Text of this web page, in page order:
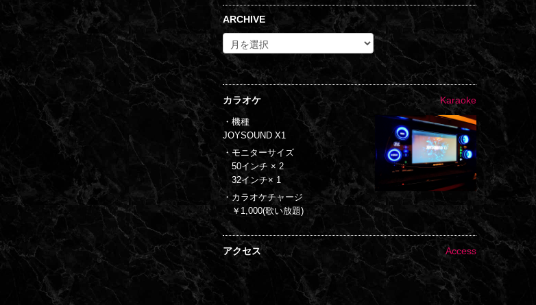
ARCHIVE
カラオケ Karaoke
・機種
JOYSOUND X1
・モニターサイズ
50インチ × 2
32インチ× 1
・カラオケチャージ
￥1,000(歌い放題)
アクセス Access